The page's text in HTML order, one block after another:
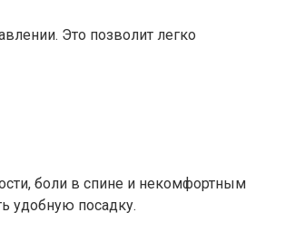
Это позволит легко
боли в спине и некомфортным
удобную посадку.​